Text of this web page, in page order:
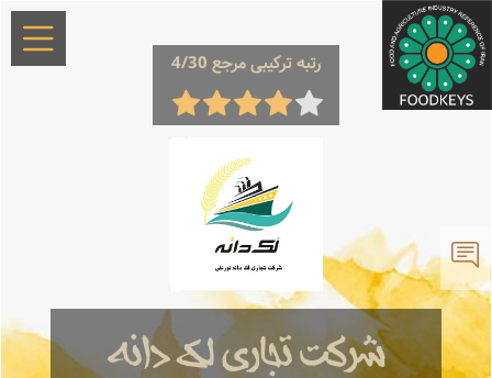
رتبه ترکیبی مرجع 4/30
شرکت تجاری لک دانه
×
معرفی
تاریخچه